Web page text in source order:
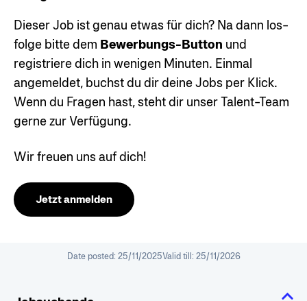
Dieser Job ist genau etwas für dich? Na dann los-
folge bitte dem Bewerbungs-Button und
registriere dich in wenigen Minuten. Einmal
angemeldet, buchst du dir deine Jobs per Klick.
Wenn du Fragen hast, steht dir unser Talent-Team
gerne zur Verfügung.
Wir freuen uns auf dich!
Jetzt anmelden
Date posted: 25/11/2025Valid till: 25/11/2026